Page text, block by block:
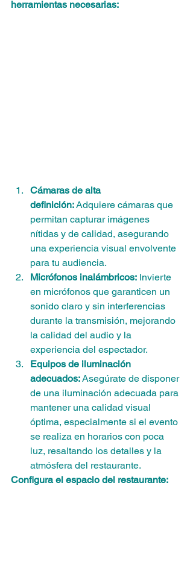
herramientas necesarias:
Cámaras de alta
definición: Adquiere cámaras que
permitan capturar imágenes
nítidas y de calidad, asegurando
una experiencia visual envolvente
para tu audiencia.
Micrófonos inalámbricos: Invierte
en micrófonos que garanticen un
sonido claro y sin interferencias
durante la transmisión, mejorando
la calidad del audio y la
experiencia del espectador.
Equipos de iluminación
adecuados: Asegúrate de disponer
de una iluminación adecuada para
mantener una calidad visual
óptima, especialmente si el evento
se realiza en horarios con poca
luz, resaltando los detalles y la
atmósfera del restaurante.
Configura el espacio del restaurante: